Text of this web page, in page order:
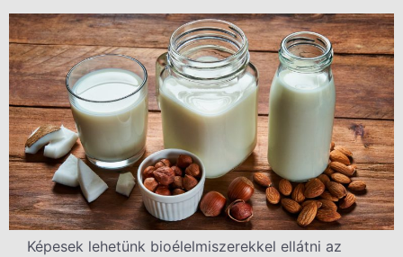
Képesek lehetünk bioélelmiszerekkel ellátni az